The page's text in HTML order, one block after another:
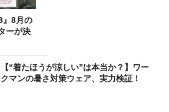
』8月の
ーが決
【“着たほうが涼しい”は本当か？】ワー
クマンの暑さ対策ウェア、実力検証！